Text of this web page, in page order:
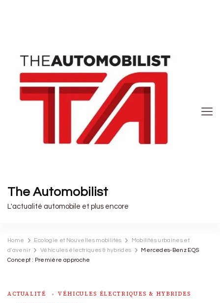
The Automobilist
L'actualité automobile et plus encore
Home Ecologie et Nouvelles mobilités
Mobilités urbaines et
d'avenir
Véhicules électriques & hybrides
Mercedes-Benz EQS
Concept : Première approche
ACTUALITÉ
VÉHICULES ÉLECTRIQUES & HYBRIDES